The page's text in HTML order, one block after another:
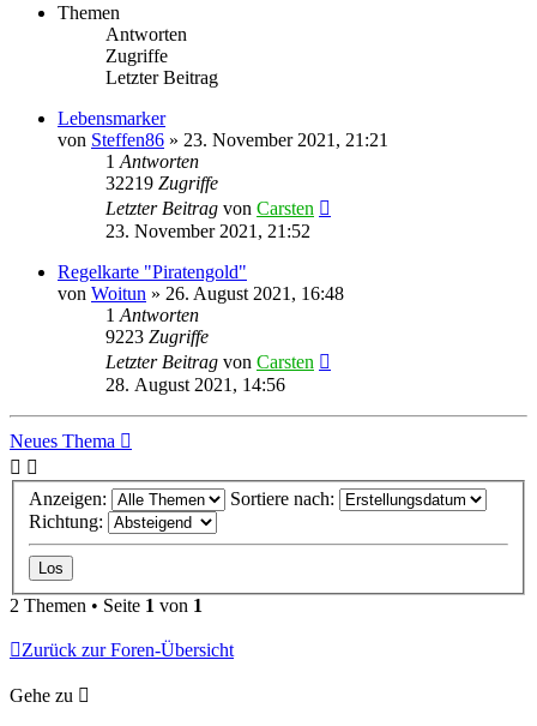
Themen
Antworten
Zugriffe
Letzter Beitrag
Lebensmarker
von Steffen86 » 23. November 2021, 21:21
1 Antworten
32219 Zugriffe
Letzter Beitrag von Carsten
23. November 2021, 21:52
Regelkarte "Piratengold"
von Woitun » 26. August 2021, 16:48
1 Antworten
9223 Zugriffe
Letzter Beitrag von Carsten
28. August 2021, 14:56
Neues Thema
Anzeigen:
Sortiere nach:
Richtung:
2 Themen • Seite 1 von 1
Zurück zur Foren-Übersicht
Gehe zu